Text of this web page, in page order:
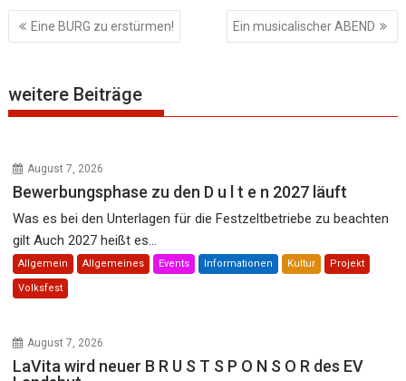
Beitragsnavigation
Eine BURG zu erstürmen! Ein musicalischer ABEND
weitere Beiträge
August 7, 2026
Bewerbungsphase zu den D u l t e n 2027 läuft
Was es bei den Unterlagen für die Festzeltbetriebe zu beachten
gilt Auch 2027 heißt es...
Allgemein Allgemeines Events Informationen Kultur Projekt
Volksfest
August 7, 2026
LaVita wird neuer B R U S T S P O N S O R des EV